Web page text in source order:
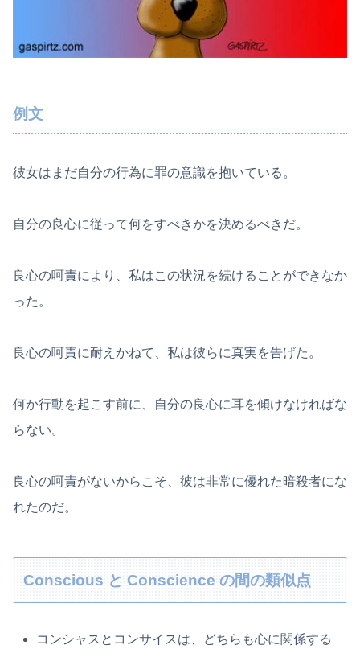
例文
彼女はまだ自分の行為に罪の意識を抱いている。
自分の良心に従って何をすべきかを決めるべきだ。
良心の呵責により、私はこの状況を続けることができなか
った。
良心の呵責に耐えかねて、私は彼らに真実を告げた。
何か行動を起こす前に、自分の良心に耳を傾けなければな
らない。
良心の呵責がないからこそ、彼は非常に優れた暗殺者にな
れたのだ。
Conscious と Conscience の間の類似点
コンシャスとコンサイスは、どちらも心に関係する